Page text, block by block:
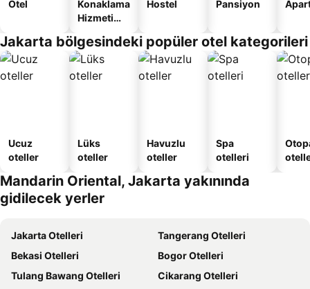
Otel
Konaklama
Hizmeti
Apart
Daire
Hostel Pansiyon
Jakarta bölgesindeki popüler otel kategorileri
Ucuz
oteller
Lüks
oteller
Havuzlu
oteller
Spa
otelleri
Mandarin Oriental, Jakarta yakınında
gidilecek yerler
Jakarta Otelleri
Tangerang Otelleri
Bekasi Otelleri
Bogor Otelleri
Tulang Bawang Otelleri
Cikarang Otelleri